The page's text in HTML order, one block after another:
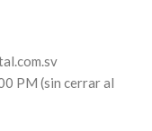
PM (sin cerrar al